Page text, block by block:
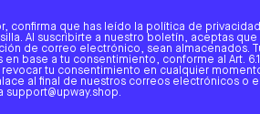
confirma que has leído la política de
Al suscribirte a nuestro boletín, aceptas
de correo electrónico, sean almacenados.
en base a tu consentimiento, conforme al Art. 6.1
revocar tu consentimiento en cualquier
al final de nuestros correos electrónicos o
support@upway.shop.